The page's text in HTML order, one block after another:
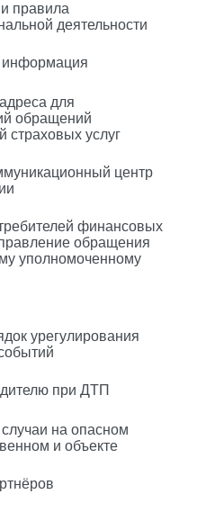
правила
деятельности
информация
для
обращений
страховых услуг
центр
финансовых
обращения
уполномоченному
урегулирования
при ДТП
на опасном
и объекте